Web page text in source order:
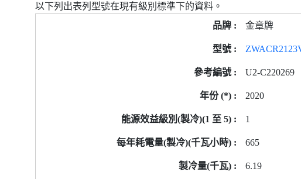
以下列出表列型號在現有級別標準下的資料。
金章牌
U2-C220269
2020
1
665
6.19